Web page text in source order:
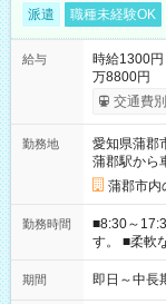
派遣 職種未経験OK
給与
時給1300
万8800円
交通費
勤務地
愛知県蒲郡
蒲郡駅から
蒲郡市内
勤務時間
■8:30～
す。 ■柔軟
勤務」など
もありませ
期間 即日～中長